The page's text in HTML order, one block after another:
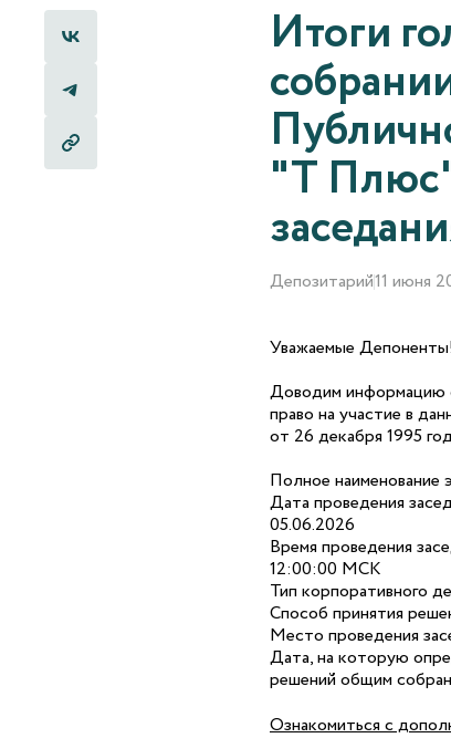
Итоги
"Т
Депозитарий11 июня
Уважаемые
Доводим информацию
право на участие в
от 26 декабря 1995
Полное
Дата проведения
05.06.2026
Время проведения
12:00:00 МСК
Тип корпоративного
Способ принятия
Место проведения
Дата, на которую
решений общим
Ознакомиться с